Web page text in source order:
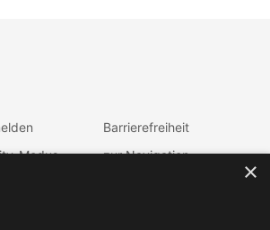
Modus
Barrierefreiheit
zur Navigation
×